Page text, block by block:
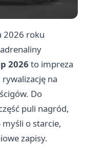
2026 roku
2026 to impreza
na
Do
puli nagród,
o starcie,
zapisy.